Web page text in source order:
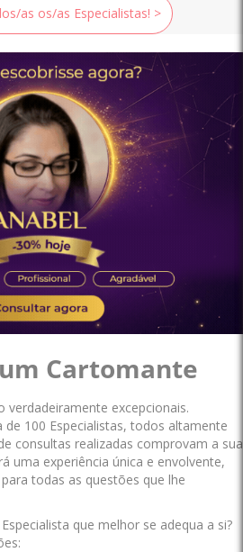
as os/as Especialistas! >
Cartomante
verdadeiramente excepcionais.
100 Especialistas, todos altamente
consultas realizadas comprovam a sua
uma experiência única e envolvente,
todas as questões que lhe
que melhor se adequa a si?